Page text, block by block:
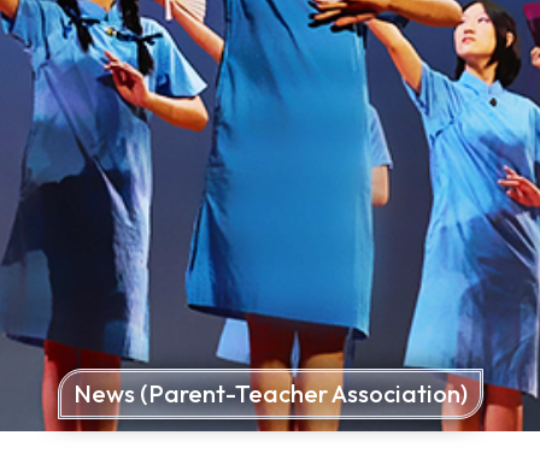
News (Parent-Teacher Association)